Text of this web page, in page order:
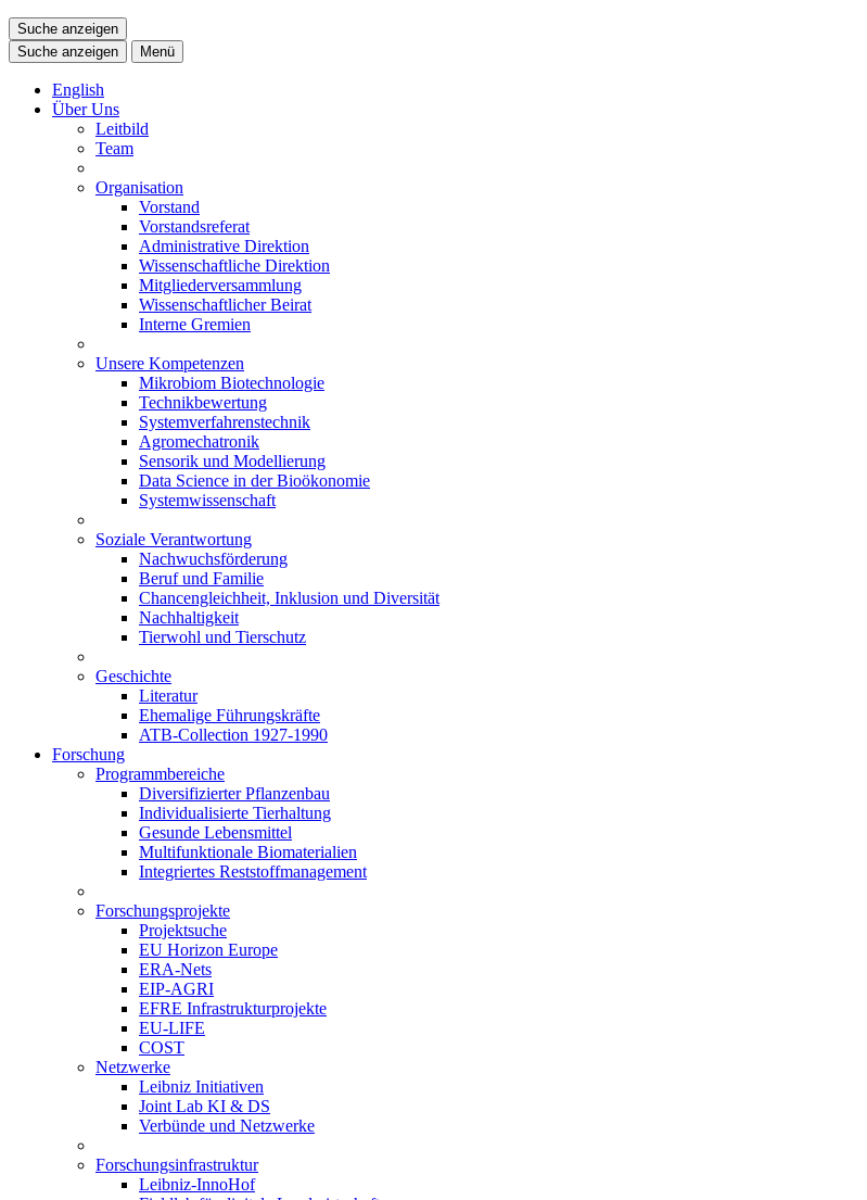
Suche anzeigen
Suche anzeigen
Menü
English
Über Uns
Leitbild
Team
Organisation
Vorstand
Vorstandsreferat
Administrative Direktion
Wissenschaftliche Direktion
Mitgliederversammlung
Wissenschaftlicher Beirat
Interne Gremien
Unsere Kompetenzen
Mikrobiom Biotechnologie
Technikbewertung
Systemverfahrenstechnik
Agromechatronik
Sensorik und Modellierung
Data Science in der Bioökonomie
Systemwissenschaft
Soziale Verantwortung
Nachwuchsförderung
Beruf und Familie
Chancengleichheit, Inklusion und Diversität
Nachhaltigkeit
Tierwohl und Tierschutz
Geschichte
Literatur
Ehemalige Führungskräfte
ATB-Collection 1927-1990
Forschung
Programmbereiche
Diversifizierter Pflanzenbau
Individualisierte Tierhaltung
Gesunde Lebensmittel
Multifunktionale Biomaterialien
Integriertes Reststoffmanagement
Forschungsprojekte
Projektsuche
EU Horizon Europe
ERA-Nets
EIP-AGRI
EFRE Infrastrukturprojekte
EU-LIFE
COST
Netzwerke
Leibniz Initiativen
Joint Lab KI & DS
Verbünde und Netzwerke
Forschungsinfrastruktur
Leibniz-InnoHof